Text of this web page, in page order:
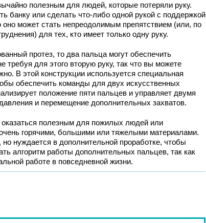
полезным для людей, которые потеряли руку.
банку или сделать что-либо одной рукой с поддержкой
оно может стать непреодолимым препятствием (или, по
для тех, кто имеет только одну руку.
протез, то два пальца могут обеспечить
требуя для этого вторую руку, так что вы можете
В этой конструкции используется специальная
обеспечить команды для двух искусственных
положение пяти пальцев и управляет двумя
и перемещение дополнительных захватов.
полезным для пожилых людей или
горячими, большими или тяжелыми материалами.
нуждается в дополнительной проработке, чтобы
алгоритм работы дополнительных пальцев, так как
работе в повседневной жизни.